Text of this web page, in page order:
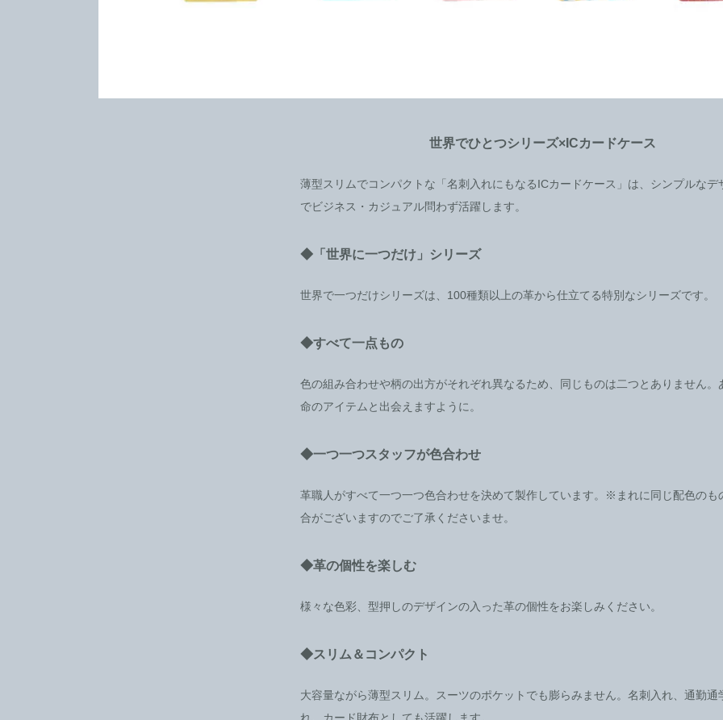
世界でひとつシリーズ×ICカードケース
薄型スリムでコンパクトな「名刺入れにもなるICカードケース」は、シンプルなデ
でビジネス・カジュアル問わず活躍します。
◆「世界に一つだけ」シリーズ
世界で一つだけシリーズは、100種類以上の革から仕立てる特別なシリーズです。
◆すべて一点もの
色の組み合わせや柄の出方がそれぞれ異なるため、同じものは二つとありません。
命のアイテムと出会えますように。
◆一つ一つスタッフが色合わせ
革職人がすべて一つ一つ色合わせを決めて製作しています。※まれに同じ配色のも
合がございますのでご了承くださいませ。
◆革の個性を楽しむ
様々な色彩、型押しのデザインの入った革の個性をお楽しみください。
◆スリム＆コンパクト
大容量ながら薄型スリム。スーツのポケットでも膨らみません。名刺入れ、通勤通